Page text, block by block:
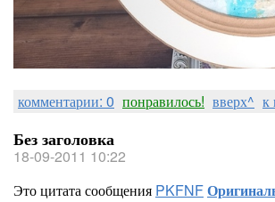
комментарии: 0 понравилось! вверх^ к
Без заголовка
18-09-2011 10:22
Это цитата сообщения PKFNF